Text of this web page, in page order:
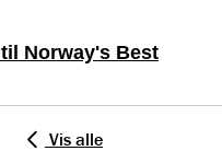
til Norway's Best
Vis alle